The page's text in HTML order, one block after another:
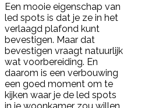
Een mooie eigenschap van
led spots is dat je ze in het
verlaagd plafond kunt
bevestigen. Maar dat
bevestigen vraagt natuurlijk
wat voorbereiding. En
daarom is een verbouwing
een goed moment om te
kijken waar je de led spots